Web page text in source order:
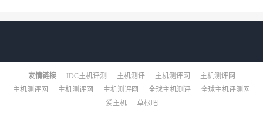
友情链接 IDC主机评测 主机测评 主机测评网
主机测评网
主机测评网
主机测评网 主机测评网 全球主机测评
全球主机评测网
爱主机
草根吧